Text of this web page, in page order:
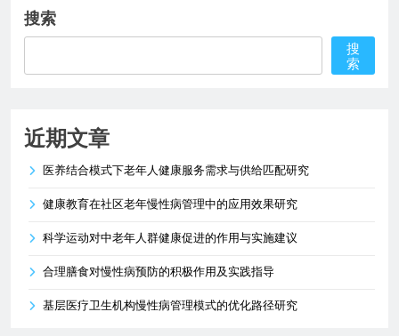
搜索
搜
索
近期文章
医养结合模式下老年人健康服务需求与供给匹配研究
健康教育在社区老年慢性病管理中的应用效果研究
科学运动对中老年人群健康促进的作用与实施建议
合理膳食对慢性病预防的积极作用及实践指导
基层医疗卫生机构慢性病管理模式的优化路径研究